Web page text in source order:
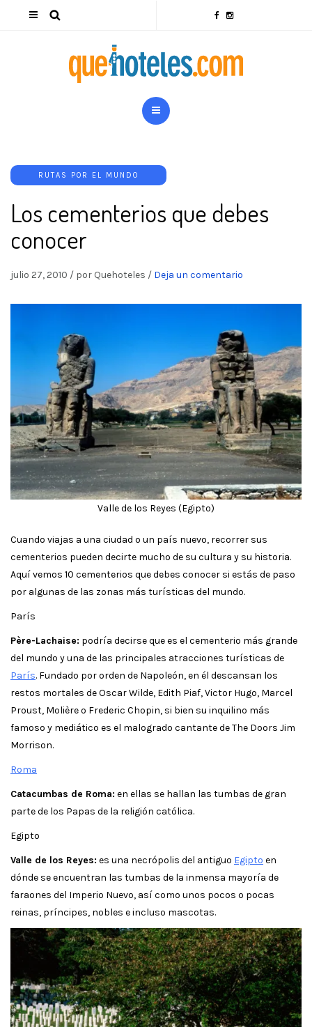
RUTAS POR EL MUNDO
Los cementerios que debes
conocer
julio 27, 2010 / por Quehoteles / Deja un comentario
Valle de los Reyes (Egipto)
Cuando viajas a una ciudad o un país nuevo, recorrer sus
cementerios pueden decirte mucho de su cultura y su historia.
Aquí vemos 10 cementerios que debes conocer si estás de paso
por algunas de las zonas más turísticas del mundo.
París
Père-Lachaise: podría decirse que es el cementerio más grande
del mundo y una de las principales atracciones turísticas de
París. Fundado por orden de Napoleón, en él descansan los
restos mortales de Oscar Wilde, Edith Piaf, Victor Hugo, Marcel
Proust, Molière o Frederic Chopin, si bien su inquilino más
famoso y mediático es el malogrado cantante de The Doors Jim
Morrison.
Roma
Catacumbas de Roma: en ellas se hallan las tumbas de gran
parte de los Papas de la religión católica.
Egipto
Valle de los Reyes: es una necrópolis del antiguo Egipto en
dónde se encuentran las tumbas de la inmensa mayoría de
faraones del Imperio Nuevo, así como unos pocos o pocas
reinas, príncipes, nobles e incluso mascotas.